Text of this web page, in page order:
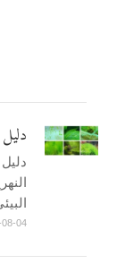
08-04